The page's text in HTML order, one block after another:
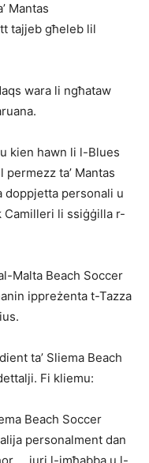
Mantas
tajjeb għeleb lil
wara li ngħataw
kien hawn li l-Blues
ta’ Mantas
doppjetta personali u
li ssiġġilla r-
Malta Beach Soccer
ippreżenta t-Tazza
ta’ Sliema Beach
Fi kliemu:
Beach Soccer
personalment dan